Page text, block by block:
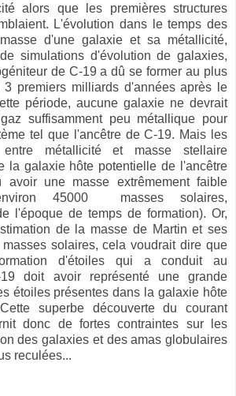
alors que les premières structures
L'évolution dans le temps des
d'une galaxie et sa métallicité,
simulations d'évolution de galaxies,
de C-19 a dû se former au plus
premiers milliards d'années après le
période, aucune galaxie ne devrait
suffisamment peu métallique pour
tel que l'ancêtre de C-19. Mais les
entre métallicité et masse stellaire
la galaxie hôte potentielle de l'ancêtre
une masse extrêmement faible
45000 masses solaires,
l'époque de temps de formation). Or,
de la masse de Martin et ses
solaires, cela voudrait dire que
d'étoiles qui a conduit au
doit avoir représenté une grande
étoiles présentes dans la galaxie hôte
superbe découverte du courant
donc de fortes contraintes sur les
des galaxies et des amas globulaires
reculées...